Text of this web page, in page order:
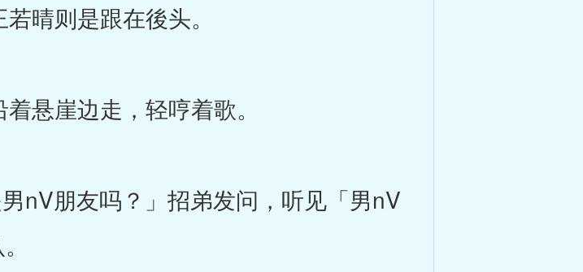
晴则是跟在後头。
悬崖边走，轻哼着歌。
nV朋友吗？」招弟发问，听见「男nV